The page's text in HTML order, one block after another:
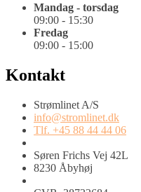
Mandag - torsdag
09:00 - 15:30
Fredag
09:00 - 15:00
Kontakt
Strømlinet A/S
info@stromlinet.dk
Tlf. +45 88 44 44 06
Søren Frichs Vej 42L
8230 Åbyhøj